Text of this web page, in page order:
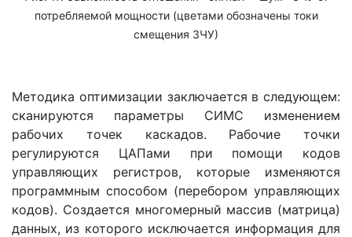
потребляемой мощности (цветами обозначены токи
смещения ЗЧУ)
Методика оптимизации заключается в следующем:
сканируются параметры СИМС изменением
рабочих точек каскадов. Рабочие точки
регулируются ЦАПами при помощи кодов
управляющих регистров, которые изменяются
программным способом (перебором управляющих
кодов). Создается многомерный массив (матрица)
данных, из которого исключается информация для